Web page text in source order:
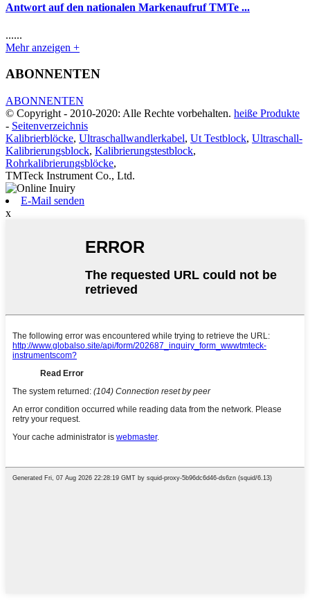
Antwort auf den nationalen Markenaufruf TMTe ...
......
Mehr anzeigen +
ABONNENTEN
ABONNENTEN
© Copyright - 2010-2020: Alle Rechte vorbehalten. heiße Produkte
- Seitenverzeichnis
Kalibrierblöcke, Ultraschallwandlerkabel, Ut Testblock, Ultraschall-
Kalibrierungsblock, Kalibrierungstestblock,
Rohrkalibrierungsblöcke,
TMTeck Instrument Co., Ltd.
E-Mail senden
x